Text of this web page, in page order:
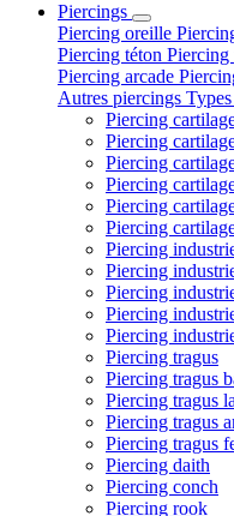
Piercings
Piercing oreille
Piercing téton Piercing
Piercing arcade
Autres piercings
Piercing
Piercing
Piercing
Piercing
Piercing
Piercing
Piercing
Piercing
Piercing
Piercing
Piercing
Piercing tragus
Piercing tragus
Piercing tragus
Piercing tragus
Piercing tragus
Piercing daith
Piercing conch
Piercing rook